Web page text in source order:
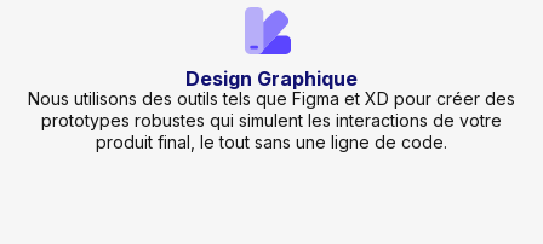
Design Graphique
Nous utilisons des outils tels que Figma et XD pour créer des
prototypes robustes qui simulent les interactions de votre
produit final, le tout sans une ligne de code.